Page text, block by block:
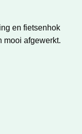
en fietsenhok
mooi afgewerkt.